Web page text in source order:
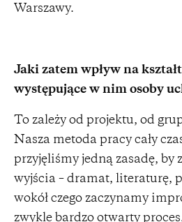
Warszawy.
Jaki zatem wpływ na
występujące w nim osoby
To zależy od projektu, od
Nasza metoda pracy cały
przyjęliśmy jedną zasadę, by
wyjścia – dramat, literaturę,
wokół czego zaczynamy
zwykle bardzo otwarty